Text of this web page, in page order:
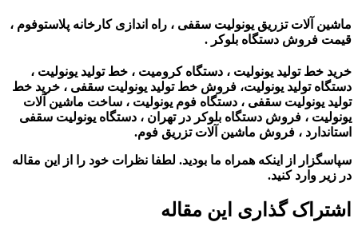
ماشین آلات تزریق یونولیت سقفی ، راه اندازی کارخانه پلاستوفوم ،
قیمت فروش دستگاه بلوکر .
خرید خط تولید یونولیت ، دستگاه کرومیت ، خط تولید یونولیت ،
دستگاه تولید یونولیت، فروش خط تولید یونولیت سقفی ، خرید خط
تولید یونولیت سقفی ، دستگاه فوم یونولیت ، ساخت ماشین آلات
یونولیت ، فروش دستگاه بلوکر در تهران ، دستگاه یونولیت سقفی
استاندارد ، فروش ماشین آلات تزریق فوم.
سپاسگزار از اینکه همراه ما بودید. لطفا نظرات خود را از این مقاله
در زیر وارد کنید.
اشتراک گذاری این مقاله